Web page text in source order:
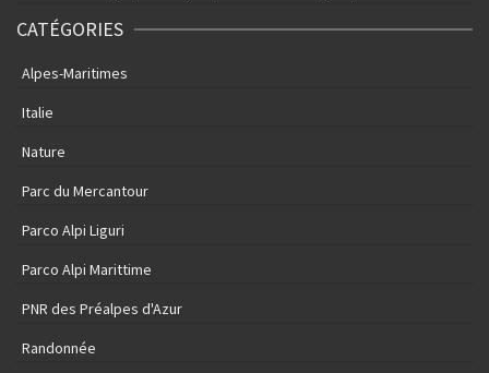
CATÉGORIES
Alpes-Maritimes
Italie
Nature
Parc du Mercantour
Parco Alpi Liguri
Parco Alpi Marittime
PNR des Préalpes d'Azur
Randonnée